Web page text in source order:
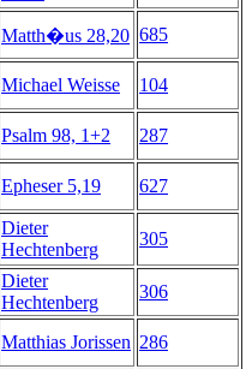
Matth�us 28,20 685
Michael Weisse
104
Psalm 98, 1+2
287
Epheser 5,19
627
Dieter
Hechtenberg
305
Dieter
Hechtenberg
306
Matthias Jorissen 286